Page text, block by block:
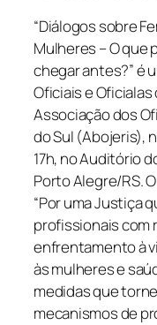
“Diálogos sobre
Mulheres – O que
chegar antes?” é
Oficiais e Oficialas
Associação dos
do Sul (Abojeris),
17h, no Auditório
Porto Alegre/RS.
“Por uma Justiça
profissionais com
enfrentamento à
às mulheres e
medidas que
mecanismos de